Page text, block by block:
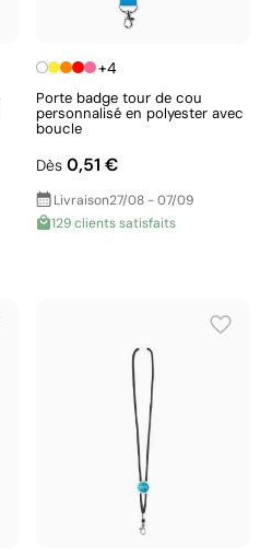
+4
Porte badge tour de cou
personnalisé en polyester avec
boucle
Dès 0,51 €
Livraison27/08 - 07/09
129 clients satisfaits